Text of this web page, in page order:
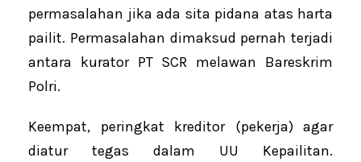
permasalahan jika ada sita pidana atas harta
pailit. Permasalahan dimaksud pernah terjadi
antara kurator PT SCR melawan Bareskrim
Polri.
Keempat, peringkat kreditor (pekerja) agar
diatur tegas dalam UU Kepailitan.